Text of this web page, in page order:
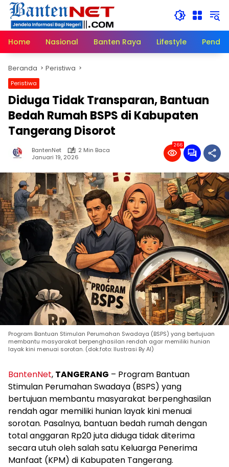
Langsung
konten
Home
Nasional Banten Raya Lifestyle
Beranda Peristiwa
Peristiwa
Diduga Tidak Transparan, Bantuan
Bedah Rumah BSPS di Kabupaten
Tangerang Disorot
BantenNet
2 Min Baca
Januari 19, 2026
266
Program Bantuan Stimulan Perumahan Swadaya (BSPS) yang bertujuan
membantu masyarakat berpenghasilan rendah agar memiliki hunian
layak kini menuai sorotan. (dok.foto: Ilustrasi By AI)
BantenNet, TANGERANG – Program Bantuan
Stimulan Perumahan Swadaya (BSPS) yang
bertujuan membantu masyarakat berpenghasilan
rendah agar memiliki hunian layak kini menuai
sorotan. Pasalnya, bantuan bedah rumah dengan
total anggaran Rp20 juta diduga tidak diterima
secara utuh oleh salah satu Keluarga Penerima
Manfaat (KPM) di Kabupaten Tangerang.